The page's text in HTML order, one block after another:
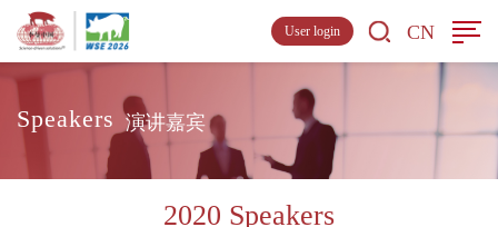
CN
User login
Speakers 演讲嘉宾
2020 Speakers